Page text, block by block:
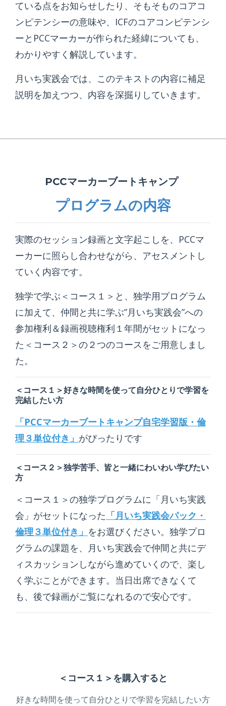
ている点をお知らせしたり、そもそものコアコ
ンピテンシーの意味や、ICFのコアコンピテンシ
ーとPCCマーカーが作られた経緯についても、
わかりやすく解説しています。
月いち実践会では、このテキストの内容に補足
説明を加えつつ、内容を深掘りしていきます。
PCCマーカーブートキャンプ
プログラムの内容
実際のセッション録画と文字起こしを、PCCマ
ーカーに照らし合わせながら、アセスメントし
ていく内容です。
独学で学ぶ＜コース１＞と、独学用プログラム
に加えて、仲間と共に学ぶ”月いち実践会”への
参加権利＆録画視聴権利１年間がセットになっ
た＜コース２＞の２つのコースをご用意しまし
た。
＜コース１＞好きな時間を使って自分ひとりで学習を
完結したい方
「PCCマーカーブートキャンプ自宅学習版・倫
理３単位付き」 がぴったりです
＜コース２＞独学苦手、皆と一緒にわいわい学びたい
方
＜コース１＞の独学プログラムに「月いち実践
会」がセットになった 「月いち実践会パック・
倫理３単位付き」 をお選びください。独学プロ
グラムの課題を、月いち実践会で仲間と共にデ
ィスカッションしながら進めていくので、楽し
く学ぶことができます。当日出席できなくて
も、後で録画がご覧になれるので安心です。
＜コース１＞を購入すると
好きな時間を使って自分ひとりで学習を完結したい方